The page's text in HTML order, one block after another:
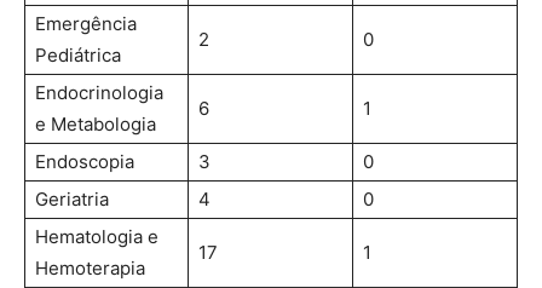
Emergência
Pediátrica
2 0
Endocrinologia
e Metabologia
6 1
Endoscopia 3
0
Geriatria
4
0
Hematologia e
Hemoterapia
17 1